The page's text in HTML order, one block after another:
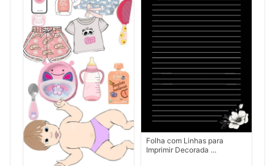
Folha com Linhas para
Imprimir Decorada …